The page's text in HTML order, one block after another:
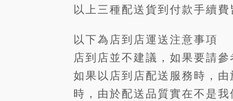
以上三種配送貨到付款手續
以下為店到店運送注意事項
店到店並不建議，如果要請參
如果以店到店配送服務時，
時，由於配送品質實在不是